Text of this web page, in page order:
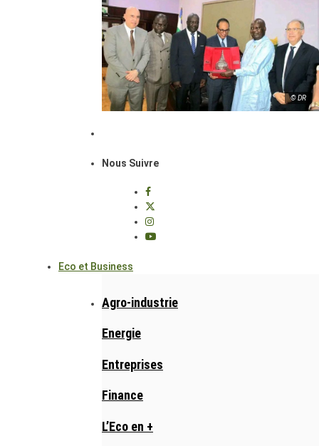
© DR
Nous Suivre
Eco et Business
Agro-industrie
Energie
Entreprises
Finance
L’Eco en +